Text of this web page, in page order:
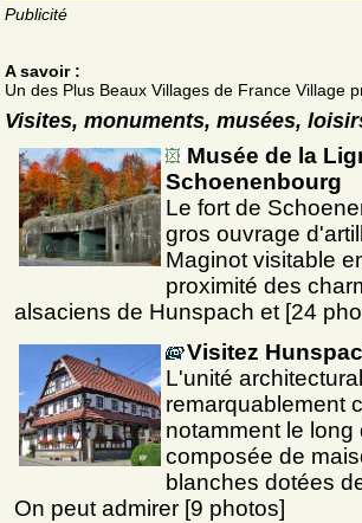
Publicité
A savoir :
Un des Plus Beaux Villages de France Village
Visites, monuments, musées,
Musée de la
Schoenenbourg
Le fort de
gros ouvrage
Maginot visitable
proximité des
alsaciens de Hunspach et [24
Visitez
L'unité
remarquablement
notamment le
composée de
blanches dotées
On peut admirer [9 photos]